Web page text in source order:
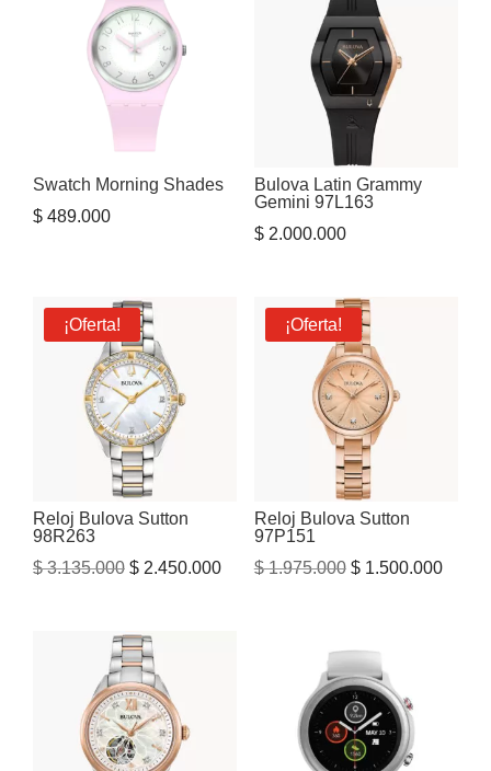
Swatch Morning Shades
$ 489.000
Bulova Latin Grammy
Gemini 97L163
$2.000.000
¡Oferta!
Reloj Bulova Sutton
98R263
$3.135.000 El
era:
$ 3.135.000.
$ 2.450.000El
¡Oferta!
Reloj Bulova Sutton
97P151
$1.975.000 El
era:
$ 1.975.000.
$1.500.000El